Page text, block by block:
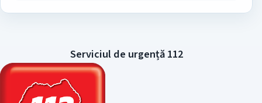
Serviciul de urgență 112